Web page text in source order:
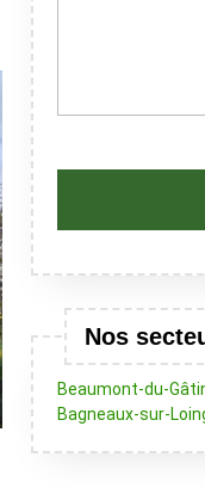
Nos
Beaumont-du-
Bagneaux-sur-